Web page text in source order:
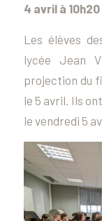
4 avril à
Les élèves
lycée Jean
projection du
le 5 avril. Ils
le vendredi 5